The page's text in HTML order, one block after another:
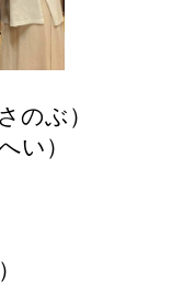
のぶ）
い）